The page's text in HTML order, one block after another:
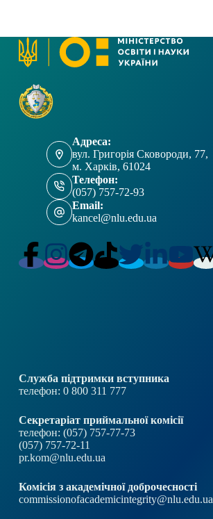
Адреса:
вул. Григорія Сковороди, 77,
м. Харків, 61024
Телефон:
(057) 757-72-93
Email:
kancel@nlu.edu.ua
Служба підтримки вступника
телефон: 0 800 311 777
Секретаріат приймальної комісії
телефон: (057) 757-77-73
(057) 757-72-11
pr.kom@nlu.edu.ua
Комісія з академічної доброчесності
commissionofacademicintegrity@nlu.edu.ua